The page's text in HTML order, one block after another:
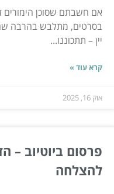
אם חשבתם שסוכן הימורים
בסרטים, מתלבש בהרבה
יין – תתכוננו...
קרא עוד »
אוק 16, 2025
פרסום ביוטיוב –
להצלחה